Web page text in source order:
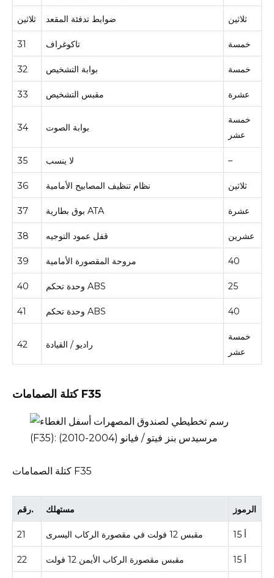
ثلاثين ضوابط تدفئة المقعد ثلاثين
31 تاكوغراف خمسة
32 بوابة التشخيص خمسة
33 مقبس التشخيص عشرة
34 بوابة الصوت
خمسة
عشر
35 لا ينسب –
36 نظام تنظيف المصابيح الأمامية ثلاثين
37 بوق بطارية ATA عشرة
38 قفل عمود التوجيه عشرين
39 مروحة المقصورة الأمامية 40
40 وحدة تحكم ABS 25
41 وحدة تحكم ABS 40
42 راديو / القيادة
خمسة
عشر
كتلة الصمامات F35
كتلة الصمامات F35
رقم. مستهلك الرموز
21 مقبس 12 فولت في مقصورة الركاب اليسرى 15 أ
22 مقبس مقصورة الركاب الأيمن 12 فولت 15 أ